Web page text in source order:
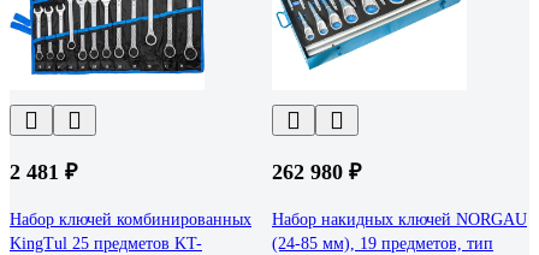
2 481 ₽
Набор ключей комбинированных
KingTul 25 предметов KT-
262 980 ₽
Набор накидных ключей NORGAU
(24-85 мм), 19 предметов, тип